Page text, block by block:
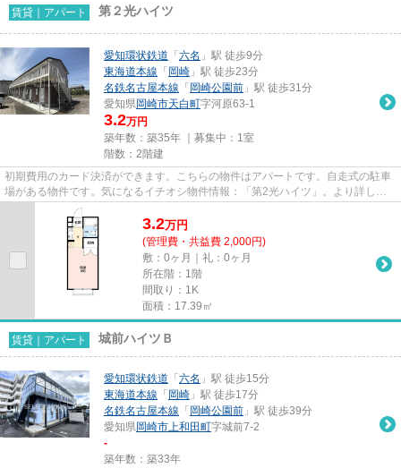
賃貸｜アパート 第２光ハイツ
愛知環状鉄道 「 六名 」駅 徒歩9分
東海道本線 「 岡崎 」駅 徒歩23分
名鉄名古屋本線 「 岡崎公園前 」駅 徒歩31分
愛知県岡崎市天白町字河原63-1
3.2万円
築年数：築35年 ｜募集中： 1室
階数：2階建
初期費用のカード決済ができます。こちらの物件はアパートです。自走式の駐車
場がある物件です。気になるイチオシ物件情報：「第2光ハイツ」。より詳しい
情報や内見のご予約はセレクト...
3.2万円
(管理費・共益費 2,000円)
敷：0ヶ月｜礼：0ヶ月
所在階：1階
間取り：1K
面積：17.39㎡
賃貸｜アパート 城前ハイツＢ
愛知環状鉄道 「 六名 」駅 徒歩15分
東海道本線 「 岡崎 」駅 徒歩17分
名鉄名古屋本線 「 岡崎公園前 」駅 徒歩39分
愛知県岡崎市上和田町字城前7-2
-
築年数：築33年